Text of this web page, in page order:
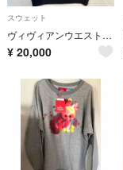
スウェット
ヴィヴィアンウエストウッド☆スウェット
¥ 20,000